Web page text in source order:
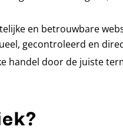
en betrouwbare
gecontroleerd en
handel door de juiste